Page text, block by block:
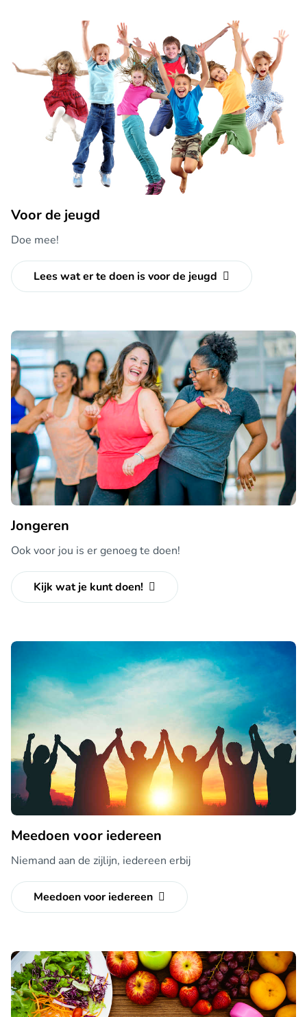
Voor de jeugd
Doe mee!
Lees wat er te doen is voor de jeugd
Jongeren
Ook voor jou is er genoeg te doen!
Kijk wat je kunt doen!
Meedoen voor iedereen
Niemand aan de zijlijn, iedereen erbij
Meedoen voor iedereen